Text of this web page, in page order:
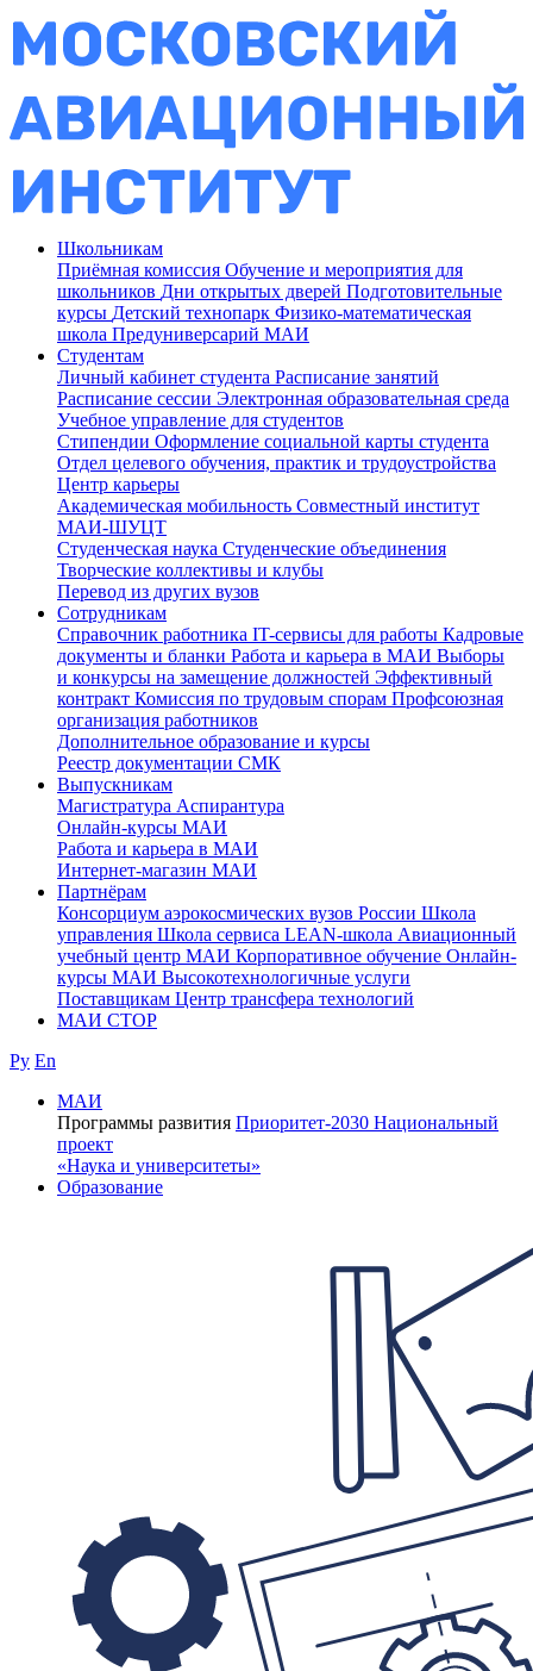
Школьникам
Приёмная комиссия Обучение и мероприятия для
школьников Дни открытых дверей Подготовительные
курсы Детский технопарк Физико-математическая
школа Предуниверсарий МАИ
Студентам
Личный кабинет студента Расписание занятий
Расписание сессии Электронная образовательная среда
Учебное управление для студентов
Стипендии Оформление социальной карты студента
Отдел целевого обучения, практик и трудоустройства
Центр карьеры
Академическая мобильность Совместный институт
МАИ-ШУЦТ
Студенческая наука Студенческие объединения
Творческие коллективы и клубы
Перевод из других вузов
Сотрудникам
Cправочник работника IT-сервисы для работы Кадровые
документы и бланки Работа и карьера в МАИ Выборы
и конкурсы на замещение должностей Эффективный
контракт Комиссия по трудовым спорам Профсоюзная
организация работников
Дополнительное образование и курсы
Реестр документации СМК
Выпускникам
Магистратура Аспирантура
Онлайн-курсы МАИ
Работа и карьера в МАИ
Интернет-магазин МАИ
Партнёрам
Консорциум аэрокосмических вузов России Школа
управления Школа сервиса LEAN-школа Авиационный
учебный центр МАИ Корпоративное обучение Онлайн-
курсы МАИ Высокотехнологичные услуги
Поставщикам Центр трансфера технологий
МАИ СТОР
Ру En
МАИ
Программы развития Приоритет-2030 Национальный
проект
«Наука и университеты»
Образование